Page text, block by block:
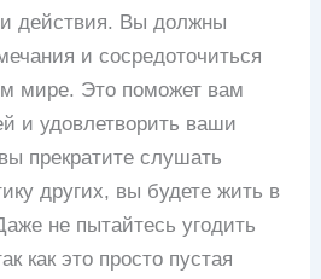
действия. Вы должны
и сосредоточиться
мире. Это поможет вам
и удовлетворить ваши
прекратите слушать
других, вы будете жить в
не пытайтесь угодить
как это просто пустая